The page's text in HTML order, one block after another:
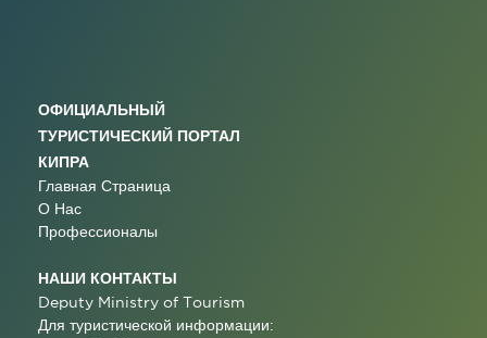
ОФИЦИАЛЬНЫЙ
ТУРИСТИЧЕСКИЙ ПОРТАЛ
КИПРА
Главная Страница
О Нас
Профессионалы
НАШИ КОНТАКТЫ
Deputy Ministry of Tourism
Для туристической информации: